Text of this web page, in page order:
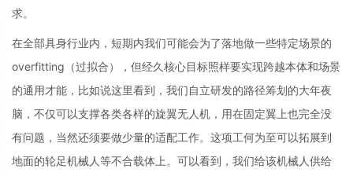
求。
在全部具身行业内，短期内我们可能会为了落地做一些特定场景的
overfitting（过拟合），但经久核心目标照样要实现跨越本体和场景
的通用才能，比如说这里看到，我们自立研发的路径筹划的大年夜
脑，不仅可以支撑各类各样的旋翼无人机，用在固定翼上也完全没
有问题，当然还须要做少量的适配工作。这项工何为至可以拓展到
地面的轮足机械人等不合载体上。可以看到，我们给该机械人供给